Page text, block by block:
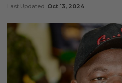
Last Updated Oct 13, 2024